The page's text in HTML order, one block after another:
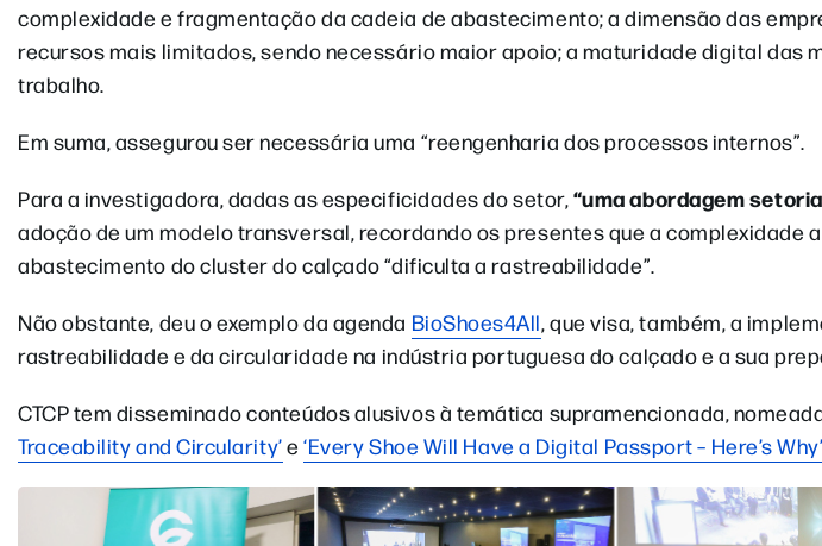
complexidade e fragmentação da cadeia de abastecimento; a dimensão das
recursos mais limitados, sendo necessário maior apoio; a maturidade digital das
trabalho.
Em suma, assegurou ser necessária uma “reengenharia dos processos internos”.
Para a investigadora, dadas as especificidades do setor,“uma abordagem
adoção de um modelo transversal, recordando os presentes que a complexidade
abastecimento do cluster do calçado “dificulta a rastreabilidade”.
Não obstante, deu o exemplo da agenda BioShoes4All, que visa, também, a
rastreabilidade e da circularidade na indústria portuguesa do calçado e a sua
CTCP tem disseminado conteúdos alusivos à temática supramencionada,
Traceability and Circularity’e‘Every Shoe Will Have a Digital Passport – Here’s